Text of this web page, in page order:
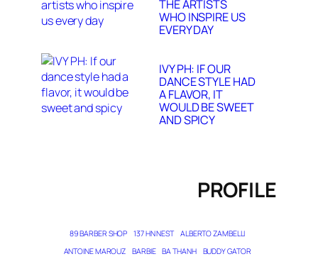
THE ARTISTS
WHO INSPIRE US
EVERY DAY
IVY PH: IF OUR
DANCE STYLE HAD
A FLAVOR, IT
WOULD BE SWEET
AND SPICY
PROFILE
89 BARBER SHOP 137 HN NEST
ALBERTO ZAMBELLI
ANTOINE MAROUZ
BARBIE BA THANH BUDDY GATOR